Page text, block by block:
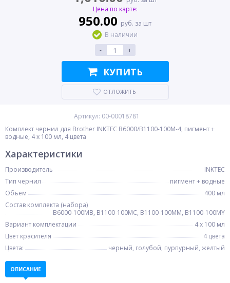
Цена по карте:
950.00 руб. за шт
В наличии
-
+
КУПИТЬ
ОТЛОЖИТЬ
Артикул: 00-00018781
Комплект чернил для Brother INKTEC B6000/B1100-100M-4, пигмент +
водные, 4 x 100 мл, 4 цвета
Характеристики
Производитель
INKTEC
Тип чернил
пигмент + водные
Объем
400 мл
Состав комплекта (набора)
B6000-100MB, B1100-100MC, B1100-100MM, B1100-100MY
Вариант комплектации
4 x 100 мл
Цвет красителя
4 цвета
Цвета:
черный, голубой, пурпурный, желтый
ОПИСАНИЕ